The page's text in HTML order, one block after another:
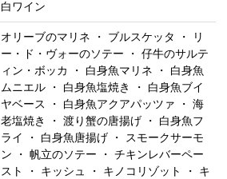
白ワイン
オリーブのマリネ ・ ブルスケッタ ・ リ
ー・ド・ヴォーのソテー ・ 仔牛のサルテ
ィン・ボッカ ・ 白身魚マリネ ・ 白身魚
ムニエル ・ 白身魚塩焼き ・ 白身魚ブイ
ヤベース ・ 白身魚アクアパッツァ ・ 海
老塩焼き ・ 渡り蟹の唐揚げ ・ 白身魚フ
ライ ・ 白身魚唐揚げ ・ スモークサーモ
ン ・ 帆立のソテー ・ チキンレバーペー
スト ・ キッシュ ・ キノコリゾット ・ キ